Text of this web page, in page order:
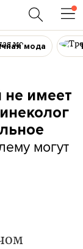
мода
не имеет
могут